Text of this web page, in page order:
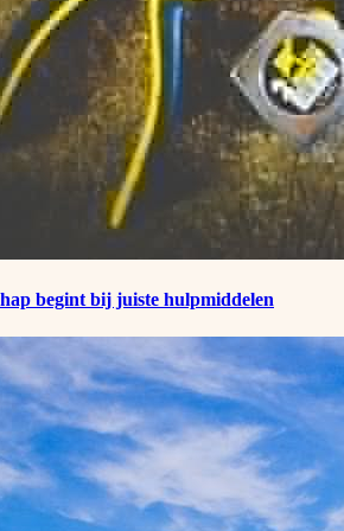
begint bij juiste hulpmiddelen